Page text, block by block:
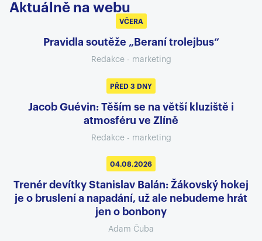
Sledujte nás na FACEBOOKU ?...
Rozklikni popisek pro více informací!> Podívejte
se na klubový WEB ? www.beranizlin.cz>
Sledujte nás na FACEBOOKU ?...
Aktuálně na webu
VČERA
Pravidla soutěže „Beraní trolejbus“
Redakce - marketing
PŘED 3 DNY
Jacob Guévin: Těším se na větší kluziště i
atmosféru ve Zlíně
Redakce - marketing
04.08.2026
Trenér devítky Stanislav Balán: Žákovský hokej
je o bruslení a napadání, už ale nebudeme hrát
jen o bonbony
Adam Čuba